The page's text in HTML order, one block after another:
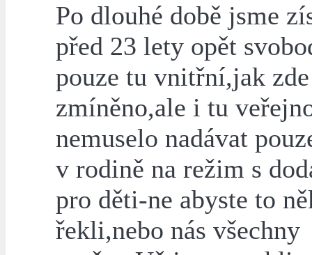
Po dlouhé době jsme
před 23 lety opět
pouze tu vnitřní,jak
zmíněno,ale i tu
nemuselo nadávat
v rodině na režim s
pro děti-ne abyste to
řekli,nebo nás všechny